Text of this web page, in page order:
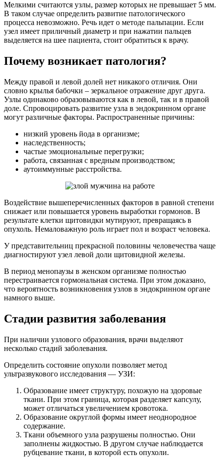
Мелкими считаются узлы, размер которых не превышает 5 мм.
В таком случае определить развитие патологического
процесса невозможно. Речь идет о методе пальпации. Если
узел имеет приличный диаметр и при нажатии пальцев
выделяется на шее пациента, стоит обратиться к врачу.
Почему возникает патология?
Между правой и левой долей нет никакого отличия. Они
словно крылья бабочки – зеркальное отражение друг друга.
Узлы одинаково образовываются как в левой, так и в правой
доле. Спровоцировать развитие узла в эндокринном органе
могут различные факторы. Распространенные причины:
низкий уровень йода в организме;
наследственность;
частые эмоциональные перегрузки;
работа, связанная с вредным производством;
аутоиммунные расстройства.
Воздействие вышеперечисленных факторов в равной степени
снижает или повышается уровень выработки гормонов. В
результате клетки щитовидки мутируют, превращаясь в
опухоль. Немаловажную роль играет пол и возраст человека.
У представительниц прекрасной половины человечества чаще
диагностируют узел левой доли щитовидной железы.
В период менопаузы в женском организме полностью
перестраивается гормональная система. При этом доказано,
что вероятность возникновения узлов в эндокринном органе
намного выше.
Стадии развития заболевания
При наличии узлового образования, врачи выделяют
несколько стадий заболевания.
Определить состояние опухоли позволяет метод
ультразвукового исследования — УЗИ:
Образование имеет структуру, похожую на здоровые
ткани. При этом граница, которая разделяет капсулу,
может отличаться увеличением кровотока.
Образование округлой формы имеет неоднородное
содержание.
Ткани объемного узла разрушены полностью. Они
заполнены жидкостью. В другом случае наблюдается
рубцевание ткани, в которой есть опухоли.